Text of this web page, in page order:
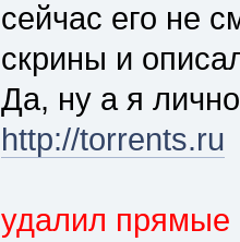
сейчас его не
скрины и
Да, ну а я
http://torrents.ru
удалил прямые